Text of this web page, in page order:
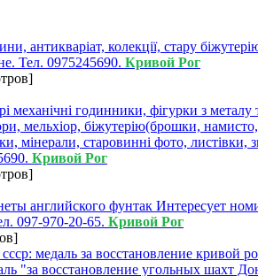
антикваріат, колекції, стару
Тел. 0975245690. Кривой Рог
]
механічнi годинники, фігурки з металу
мельхіор, біжутерію(брошки,
мінерали, старовинні фото, листівки,
Кривой Рог
]
английского фунтак Интересует
097-970-20-65. Кривой Рог
]
"за восстановление угольных шахт